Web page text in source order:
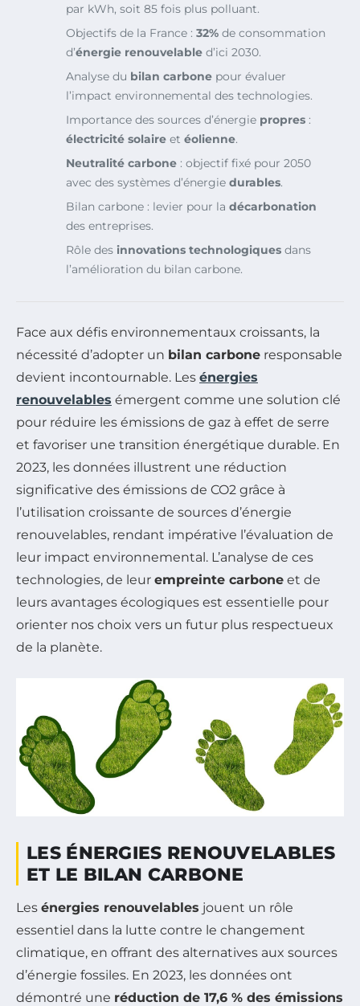
par kWh, soit 85 fois plus polluant.
Objectifs de la France : 32% de consommation
d’énergie renouvelable d’ici 2030.
Analyse du bilan carbone pour évaluer
l’impact environnemental des technologies.
Importance des sources d’énergie propres :
électricité solaire et éolienne.
Neutralité carbone : objectif fixé pour 2050
avec des systèmes d’énergie durables.
Bilan carbone : levier pour la décarbonation
des entreprises.
Rôle des innovations technologiques dans
l’amélioration du bilan carbone.
Face aux défis environnementaux croissants, la
nécessité d’adopter un bilan carbone responsable
devient incontournable. Les énergies
renouvelables émergent comme une solution clé
pour réduire les émissions de gaz à effet de serre
et favoriser une transition énergétique durable. En
2023, les données illustrent une réduction
significative des émissions de CO2 grâce à
l’utilisation croissante de sources d’énergie
renouvelables, rendant impérative l’évaluation de
leur impact environnemental. L’analyse de ces
technologies, de leur empreinte carbone et de
leurs avantages écologiques est essentielle pour
orienter nos choix vers un futur plus respectueux
de la planète.
LES ÉNERGIES RENOUVELABLES
ET LE BILAN CARBONE
Les énergies renouvelables jouent un rôle
essentiel dans la lutte contre le changement
climatique, en offrant des alternatives aux sources
d’énergie fossiles. En 2023, les données ont
démontré une réduction de 17,6 % des émissions